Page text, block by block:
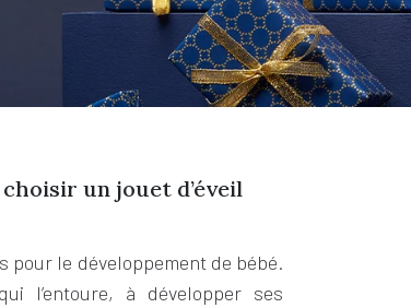
un jouet d’éveil
pour le développement de bébé.
l’entoure, à développer ses